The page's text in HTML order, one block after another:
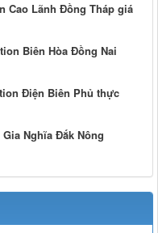
Cao Lãnh Đồng Tháp giá
Biên Hòa Đồng Nai
Điện Biên Phủ thực
Nghĩa Đắk Nông